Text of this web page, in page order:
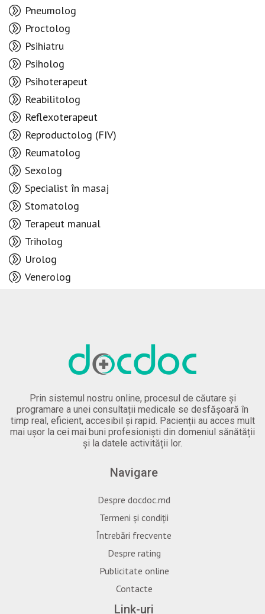
Pneumolog
Proctolog
Psihiatru
Psiholog
Psihoterapeut
Reabilitolog
Reflexoterapeut
Reproductolog (FIV)
Reumatolog
Sexolog
Specialist în masaj
Stomatolog
Terapeut manual
Triholog
Urolog
Venerolog
Prin sistemul nostru online, procesul de căutare și
programare a unei consultații medicale se desfășoară în
timp real, eficient, accesibil și rapid. Pacienții au acces mult
mai ușor la cei mai buni profesioniști din domeniul sănătății
și la datele activității lor.
Navigare
Despre docdoc.md
Termeni și condiții
Întrebări frecvente
Despre rating
Publicitate online
Contacte
Link-uri